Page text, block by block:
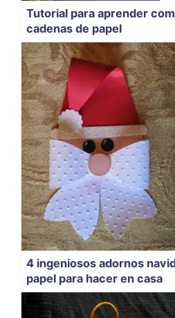
Tutorial para aprender
cadenas de papel
4 ingeniosos adornos
papel para hacer en casa